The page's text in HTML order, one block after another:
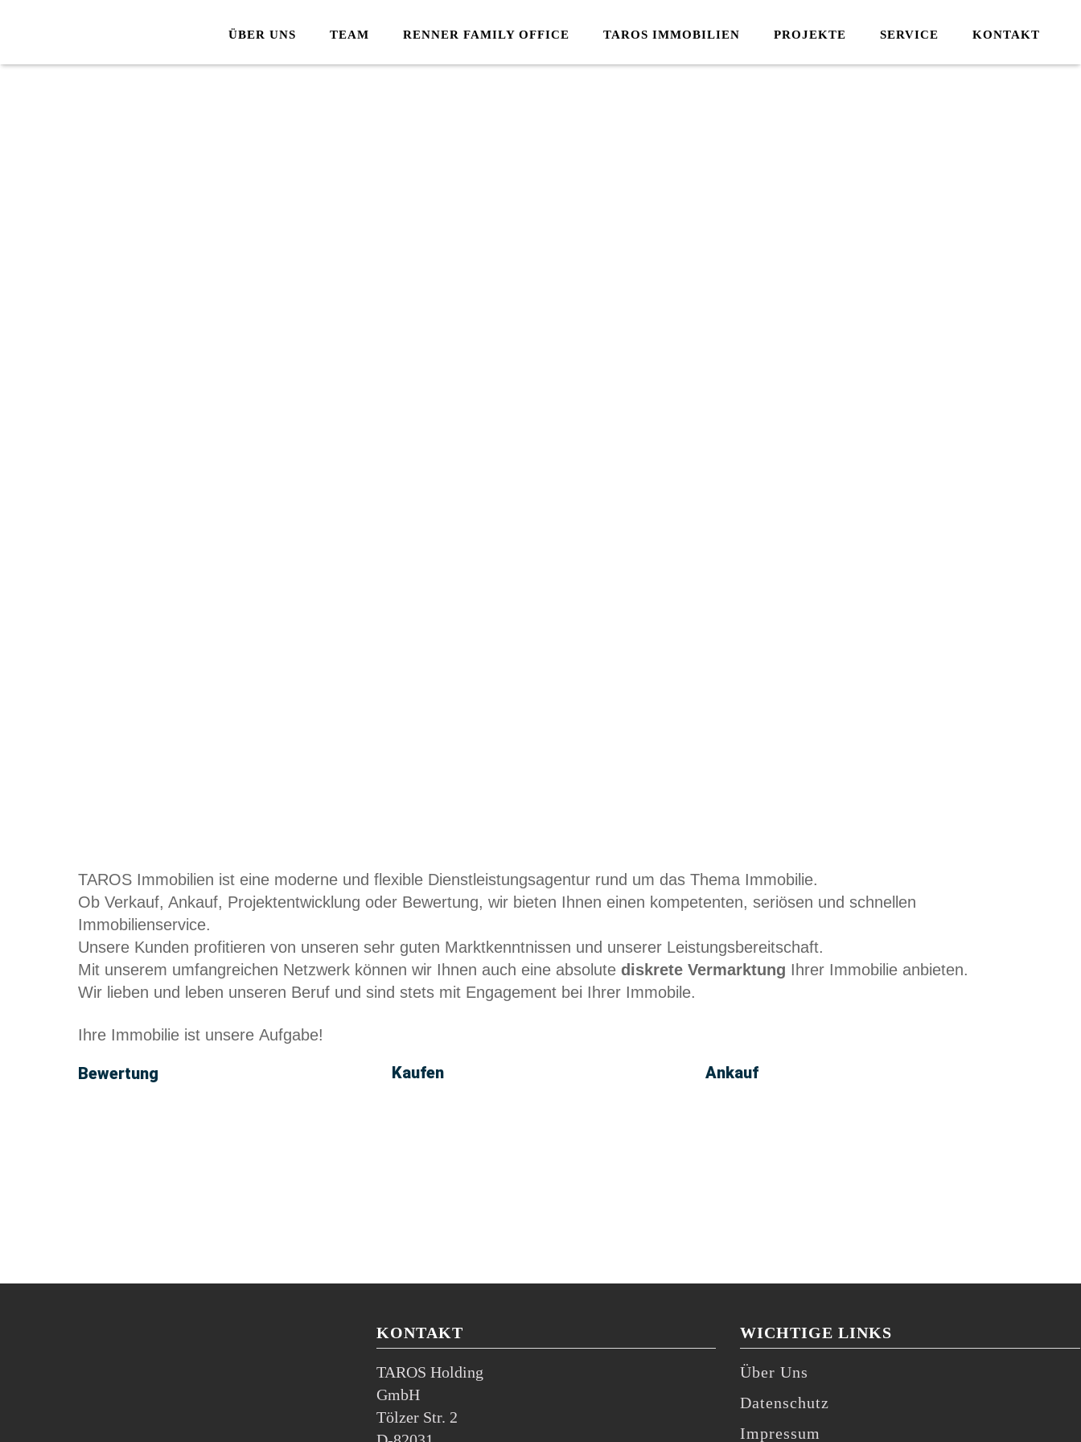
ÜBER UNS TEAM RENNER FAMILY OFFICE TAROS IMMOBILIEN PROJEKTE SERVICE KONTAKT
Bewertung Kaufen Ankauf
TAROS Immobilien ist eine moderne und flexible Dienstleistungsagentur rund um das Thema Immobilie.
Ob Verkauf, Ankauf, Projektentwicklung oder Bewertung, wir bieten Ihnen einen kompetenten, seriösen und schnellen
Immobilienservice.
Unsere Kunden profitieren von unseren sehr guten Marktkenntnissen und unserer Leistungsbereitschaft.
Mit unserem umfangreichen Netzwerk können wir Ihnen auch eine absolute diskrete Vermarktung Ihrer Immobilie anbieten.
Wir lieben und leben unseren Beruf und sind stets mit Engagement bei Ihrer Immobile.
Ihre Immobilie ist unsere Aufgabe!
KONTAKT
TAROS Holding
GmbH
Tölzer Str. 2
WICHTIGE LINKS
Über Uns
Datenschutz
Impressum